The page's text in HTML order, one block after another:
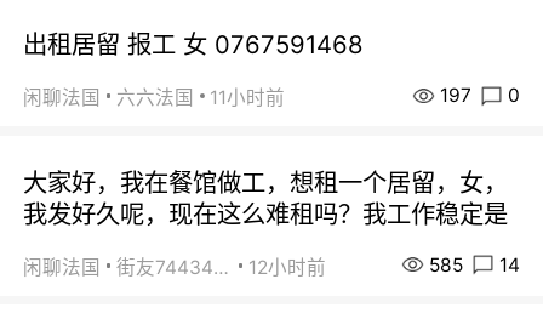
出租居留 报工 女 0767591468
闲聊法国 六六法国 11小时前 197 0
大家好，我在餐馆做工，想租一个居留，女，
我发好久呢，现在这么难租吗？我工作稳定是
闲聊法国 街友74434350 12小时前 585 14